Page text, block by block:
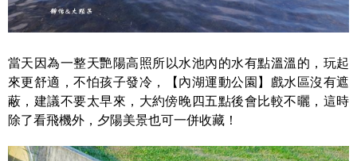
當天因為一整天艷陽高照所以水池內的水有點溫溫的，玩起
來更舒適，不怕孩子發冷，【內湖運動公園】戲水區沒有遮
蔽，建議不要太早來，大約傍晚四五點後會比較不曬，這時
除了看飛機外，夕陽美景也可一併收藏！